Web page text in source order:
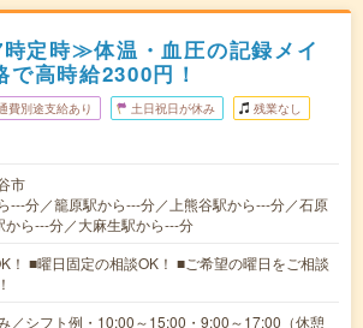
定時≫体温・血圧の記録メイ
で高時給2300円！
費別途支給あり 土日祝日が休み 残業なし
市
---分／籠原駅から---分／上熊谷駅から---分／石原
から---分／大麻生駅から---分
！ ■曜日固定の相談OK！ ■ご希望の曜日をご相談
／シフト例・10:00～15:00・9:00～17:00（休憩